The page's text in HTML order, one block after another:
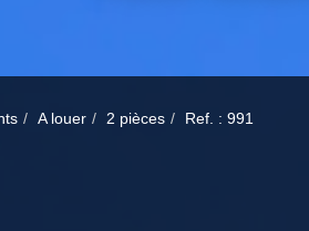
A louer 2 pièces Ref. : 991